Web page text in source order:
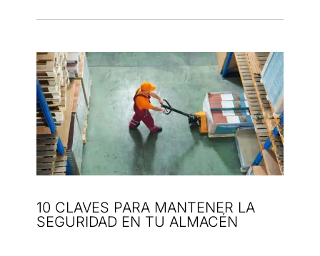
10 CLAVES PARA MANTENER LA
SEGURIDAD EN TU ALMACÉN